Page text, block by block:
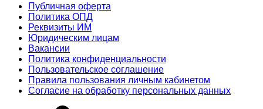
Публичная оферта
Политика ОПД
Реквизиты ИМ
Юридическим лицам
Вакансии
Политика конфиденциальности
Пользовательское соглашение
Правила пользования личным кабинетом
Согласие на обработку персональных данных